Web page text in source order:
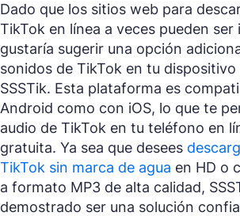
Dado que los sitios web para
TikTok en línea a veces pueden ser
gustaría sugerir una opción
sonidos de TikTok en tu dispositivo
SSSTik. Esta plataforma es
Android como con iOS, lo que te
audio de TikTok en tu teléfono en
gratuita. Ya sea que desees
TikTok sin marca de agua en HD o
a formato MP3 de alta calidad,
demostrado ser una solución